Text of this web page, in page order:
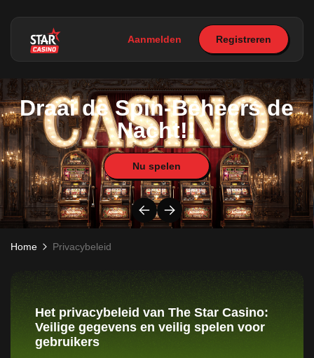
Aanmelden Registreren
Draai de Spin-Beheers de
Nacht!!
Nu spelen
Home Privacybeleid
Het privacybeleid van The Star Casino:
Veilige gegevens en veilig spelen voor
gebruikers